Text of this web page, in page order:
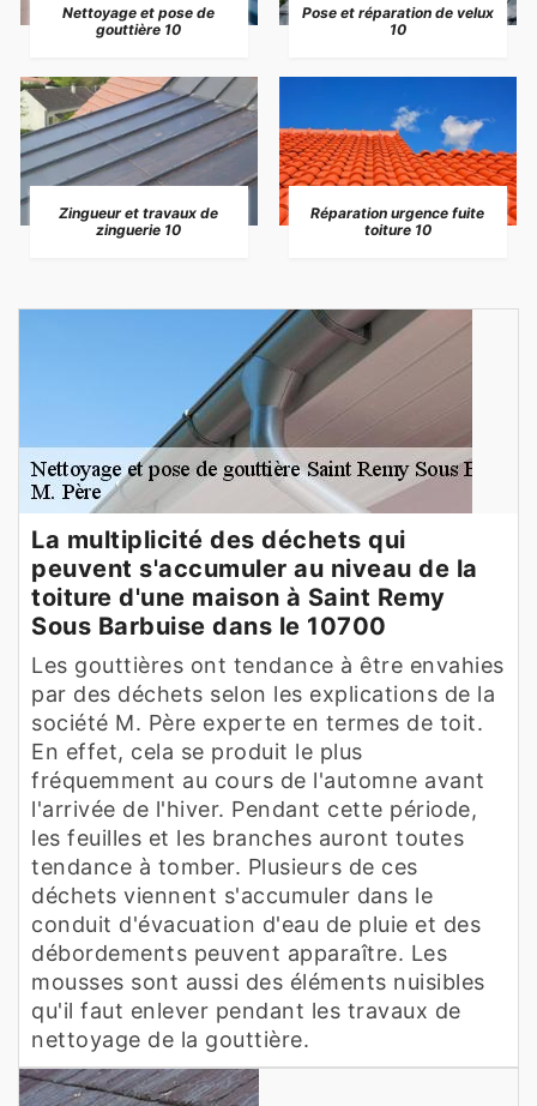
Nettoyage et pose de
gouttière 10
Pose et réparation de velux
10
Zingueur et travaux de
zinguerie 10
Réparation urgence fuite
toiture 10
La multiplicité des déchets qui
peuvent s'accumuler au niveau de la
toiture d'une maison à Saint Remy
Sous Barbuise dans le 10700
Les gouttières ont tendance à être envahies
par des déchets selon les explications de la
société M. Père experte en termes de toit.
En effet, cela se produit le plus
fréquemment au cours de l'automne avant
l'arrivée de l'hiver. Pendant cette période,
les feuilles et les branches auront toutes
tendance à tomber. Plusieurs de ces
déchets viennent s'accumuler dans le
conduit d'évacuation d'eau de pluie et des
débordements peuvent apparaître. Les
mousses sont aussi des éléments nuisibles
qu'il faut enlever pendant les travaux de
nettoyage de la gouttière.